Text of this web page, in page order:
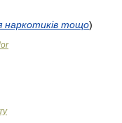
наркотиків тощо)